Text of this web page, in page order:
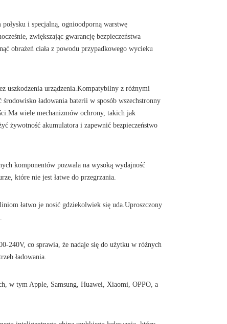
i specjalną, ognioodporną warstwę
zwiększając gwarancję bezpieczeństwa
obrażeń ciała z powodu przypadkowego wycieku
uszkodzenia urządzenia.Kompatybilny z różnymi
ładowania baterii w sposób wszechstronny
wiele mechanizmów ochrony, takich jak
żywotność akumulatora i zapewnić bezpieczeństwo
komponentów pozwala na wysoką wydajność
które nie jest łatwe do przegrzania.
łatwo je nosić gdziekolwiek się uda.Uproszczony
240V, co sprawia, że nadaje się do użytku w różnych
ładowania.
w tym Apple, Samsung, Huawei, Xiaomi, OPPO, a